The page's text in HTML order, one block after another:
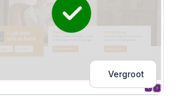
Vergroot